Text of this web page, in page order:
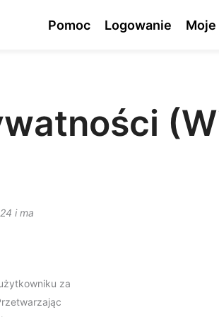
Pomoc Logowanie
i ma
za